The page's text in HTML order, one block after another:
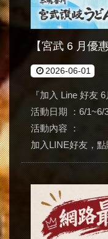
【宮武 6 月優
2026-06-01
『加入 Line 好友 6
活動日期 ：6/1~6/
活動內容 ：
加入LINE好友，